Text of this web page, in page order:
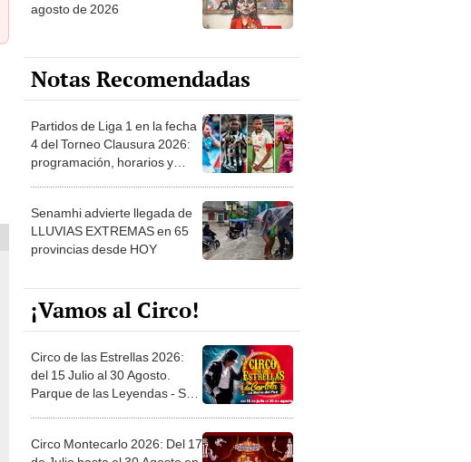
agosto de 2026
Notas Recomendadas
Partidos de Liga 1 en la fecha
4 del Torneo Clausura 2026:
programación, horarios y
Senamhi advierte llegada de
LLUVIAS EXTREMAS en 65
provincias desde HOY
¡Vamos al Circo!
Circo de las Estrellas 2026:
del 15 Julio al 30 Agosto.
Parque de las Leyendas - San
Circo Montecarlo 2026: Del 17